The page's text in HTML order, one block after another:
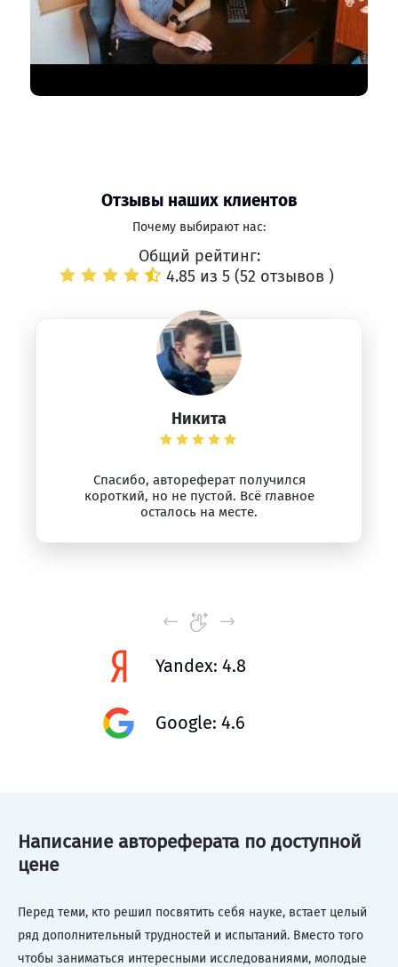
Отзывы наших клиентов
Почему выбирают нас:
Общий рейтинг:
4.85 из 5 (52 отзывов )
Никита
Спасибо, автореферат получился
короткий, но не пустой. Всё главное
осталось на месте.
Yandex: 4.8
Google: 4.6
Написание автореферата по доступной
цене
Перед теми, кто решил посвятить себя науке, встает целый
ряд дополнительный трудностей и испытаний. Вместо того
чтобы заниматься интересными исследованиями, молодые